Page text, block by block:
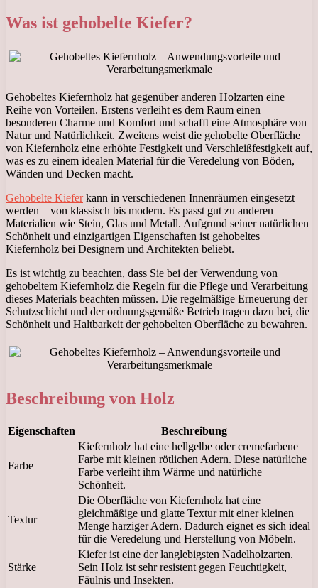
Was ist gehobelte Kiefer?
Gehobeltes Kiefernholz hat gegenüber anderen Holzarten eine
Reihe von Vorteilen. Erstens verleiht es dem Raum einen
besonderen Charme und Komfort und schafft eine Atmosphäre von
Natur und Natürlichkeit. Zweitens weist die gehobelte Oberfläche
von Kiefernholz eine erhöhte Festigkeit und Verschleißfestigkeit auf,
was es zu einem idealen Material für die Veredelung von Böden,
Wänden und Decken macht.
Gehobelte Kieferkann in verschiedenen Innenräumen eingesetzt
werden – von klassisch bis modern. Es passt gut zu anderen
Materialien wie Stein, Glas und Metall. Aufgrund seiner natürlichen
Schönheit und einzigartigen Eigenschaften ist gehobeltes
Kiefernholz bei Designern und Architekten beliebt.
Es ist wichtig zu beachten, dass Sie bei der Verwendung von
gehobeltem Kiefernholz die Regeln für die Pflege und Verarbeitung
dieses Materials beachten müssen. Die regelmäßige Erneuerung der
Schutzschicht und der ordnungsgemäße Betrieb tragen dazu bei, die
Schönheit und Haltbarkeit der gehobelten Oberfläche zu bewahren.
Beschreibung von Holz
Eigenschaften Beschreibung
Farbe
Kiefernholz hat eine hellgelbe oder cremefarbene
Farbe mit kleinen rötlichen Adern. Diese natürliche
Farbe verleiht ihm Wärme und natürliche
Schönheit.
Textur
Die Oberfläche von Kiefernholz hat eine
gleichmäßige und glatte Textur mit einer kleinen
Menge harziger Adern. Dadurch eignet es sich ideal
für die Veredelung und Herstellung von Möbeln.
Stärke
Kiefer ist eine der langlebigsten Nadelholzarten.
Sein Holz ist sehr resistent gegen Feuchtigkeit,
Fäulnis und Insekten.